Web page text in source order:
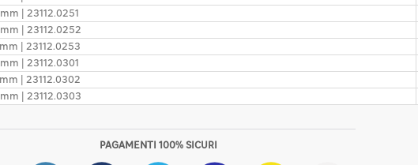
| 23112.0251
| 23112.0252
| 23112.0253
| 23112.0301
| 23112.0302
| 23112.0303
PAGAMENTI 100% SICURI